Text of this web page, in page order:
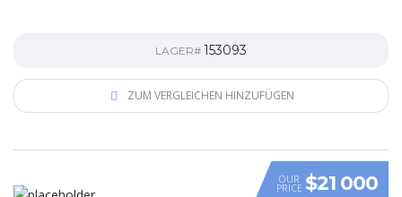
LAGER# 153093
ZUM VERGLEICHEN HINZUFÜGEN
OUR
PRICE $21 000